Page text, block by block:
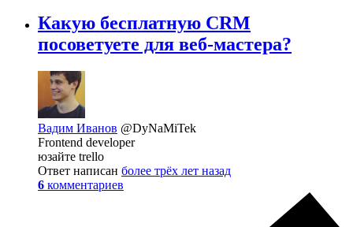
Какую бесплатную CRM
посоветуете для веб-мастера?
Вадим Иванов @DyNaMiTek
Frontend developer
юзайте trello
Ответ написан более трёх лет назад
6 комментариев